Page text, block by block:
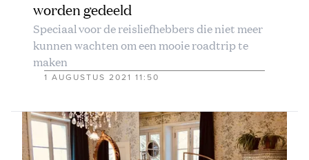
worden gedeeld
Speciaal voor de reisliefhebbers die niet meer
kunnen wachten om een mooie roadtrip te
maken
1 AUGUSTUS 2021 11:50